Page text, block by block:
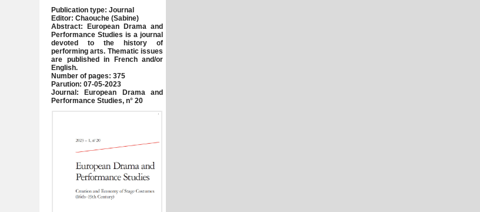
Publication type: Journal
Editor: Chaouche (Sabine)
Abstract: European Drama and
Performance Studies is a journal
devoted to the history of
performing arts. Thematic issues
are published in French and/or
English.
Number of pages: 375
Parution: 07-05-2023
Journal: European Drama and
Performance Studies, n° 20